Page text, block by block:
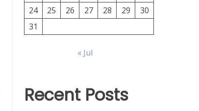
24
25 26 27 28 29
30
31
« Jul
Recent Posts